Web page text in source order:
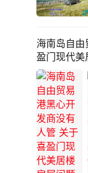
海南岛自由
盈门现代美